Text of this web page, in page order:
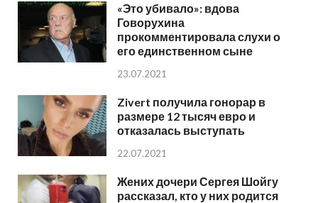
«Это убивало»: вдова
Говорухина
прокомментировала слухи о
его единственном сыне
23.07.2021
Zivert получила гонорар в
размере 12 тысяч евро и
отказалась выступать
22.07.2021
Жених дочери Сергея Шойгу
рассказал, кто у них родится